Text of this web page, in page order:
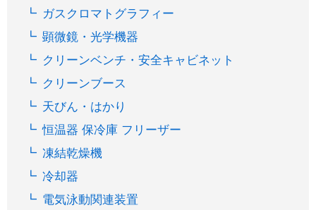
ガスクロマトグラフィー
顕微鏡・光学機器
クリーンベンチ・安全キャビネット
クリーンブース
天びん・はかり
恒温器 保冷庫 フリーザー
凍結乾燥機
冷却器
電気泳動関連装置